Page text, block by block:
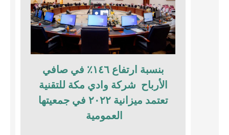
بنسبة ارتفاع ١٤٦٪؜ في صافي
الأرباح شركة وادي مكة للتقنية
تعتمد ميزانية ٢٠٢٢ في جمعيتها
العمومية